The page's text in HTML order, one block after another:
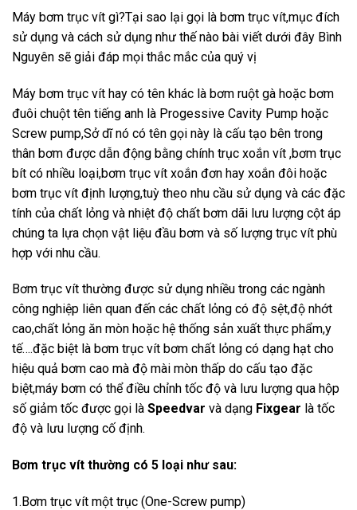
Máy bơm trục vít gì?Tại sao lại gọi là bơm trục vít,mục đích
sử dụng và cách sử dụng như thế nào bài viết dưới đây Bình
Nguyên sẽ giải đáp mọi thắc mắc của quý vị
Máy bơm trục vít hay có tên khác là bơm ruột gà hoặc bơm
đuôi chuột tên tiếng anh là Progessive Cavity Pump hoặc
Screw pump,Sở dĩ nó có tên gọi này là cấu tạo bên trong
thân bơm được dẫn động bằng chính trục xoắn vít ,bơm trục
bít có nhiều loại,bơm trục vít xoắn đơn hay xoắn đôi hoặc
bơm trục vít định lượng,tuỳ theo nhu cầu sử dụng và các đặc
tính của chất lỏng và nhiệt độ chất bơm dãi lưu lượng cột áp
chúng ta lựa chọn vật liệu đầu bơm và số lượng trục vít phù
hợp với nhu cầu.
Bơm trục vít thường được sử dụng nhiều trong các ngành
công nghiệp liên quan đến các chất lỏng có độ sệt,độ nhớt
cao,chất lỏng ăn mòn hoặc hệ thống sản xuất thực phẩm,y
tế….đặc biệt là bơm trục vít bơm chất lỏng có dạng hạt cho
hiệu quả bơm cao mà độ mài mòn thấp do cấu tạo đặc
biệt,máy bơm có thể điều chỉnh tốc độ và lưu lượng qua hộp
số giảm tốc được gọi là Speedvar và dạng Fixgear là tốc
độ và lưu lượng cố định.
Bơm trục vít thường có 5 loại như sau:
1.Bơm trục vít một trục (One-Screw pump)